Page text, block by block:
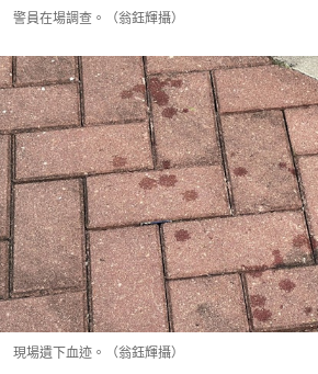
警員在場調查。（翁鈺輝攝）
現場遺下血迹。（翁鈺輝攝）